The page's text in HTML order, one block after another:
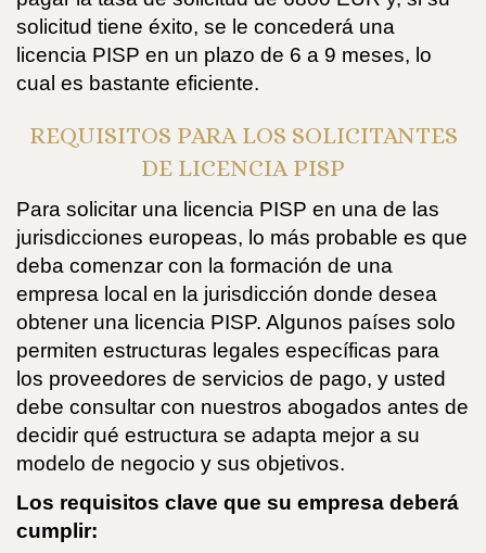
solicitud tiene éxito, se le concederá una
licencia PISP en un plazo de 6 a 9 meses, lo
cual es bastante eficiente.
REQUISITOS PARA LOS SOLICITANTES
DE LICENCIA PISP
Para solicitar una licencia PISP en una de las
jurisdicciones europeas, lo más probable es que
deba comenzar con la formación de una
empresa local en la jurisdicción donde desea
obtener una licencia PISP. Algunos países solo
permiten estructuras legales específicas para
los proveedores de servicios de pago, y usted
debe consultar con nuestros abogados antes de
decidir qué estructura se adapta mejor a su
modelo de negocio y sus objetivos.
Los requisitos clave que su empresa deberá
cumplir: